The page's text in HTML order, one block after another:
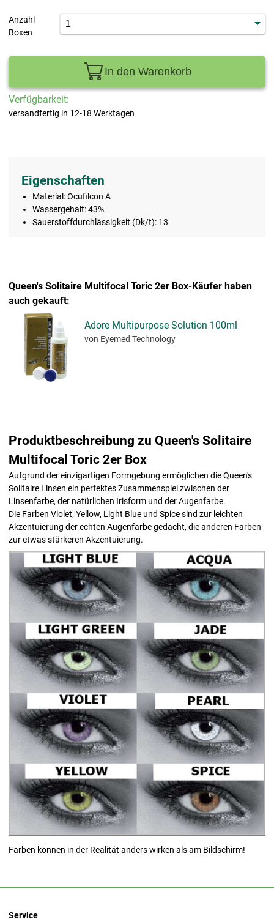
Anzahl
Boxen
In den Warenkorb
Verfügbarkeit:
versandfertig in 12-18 Werktagen
Eigenschaften
Material: Ocufilcon A
Wassergehalt: 43%
Sauerstoffdurchlässigkeit (Dk/t): 13
Queen's Solitaire Multifocal Toric 2er Box-Käufer haben
auch gekauft:
Adore Multipurpose Solution 100ml
von Eyemed Technology
Produktbeschreibung zu Queen's Solitaire
Multifocal Toric 2er Box
Aufgrund der einzigartigen Formgebung ermöglichen die Queen's
Solitaire Linsen ein perfektes Zusammenspiel zwischen der
Linsenfarbe, der natürlichen Irisform und der Augenfarbe.
Die Farben Violet, Yellow, Light Blue und Spice sind zur leichten
Akzentuierung der echten Augenfarbe gedacht, die anderen Farben
zur etwas stärkeren Akzentuierung.
Farben können in der Realität anders wirken als am Bildschirm!
Service